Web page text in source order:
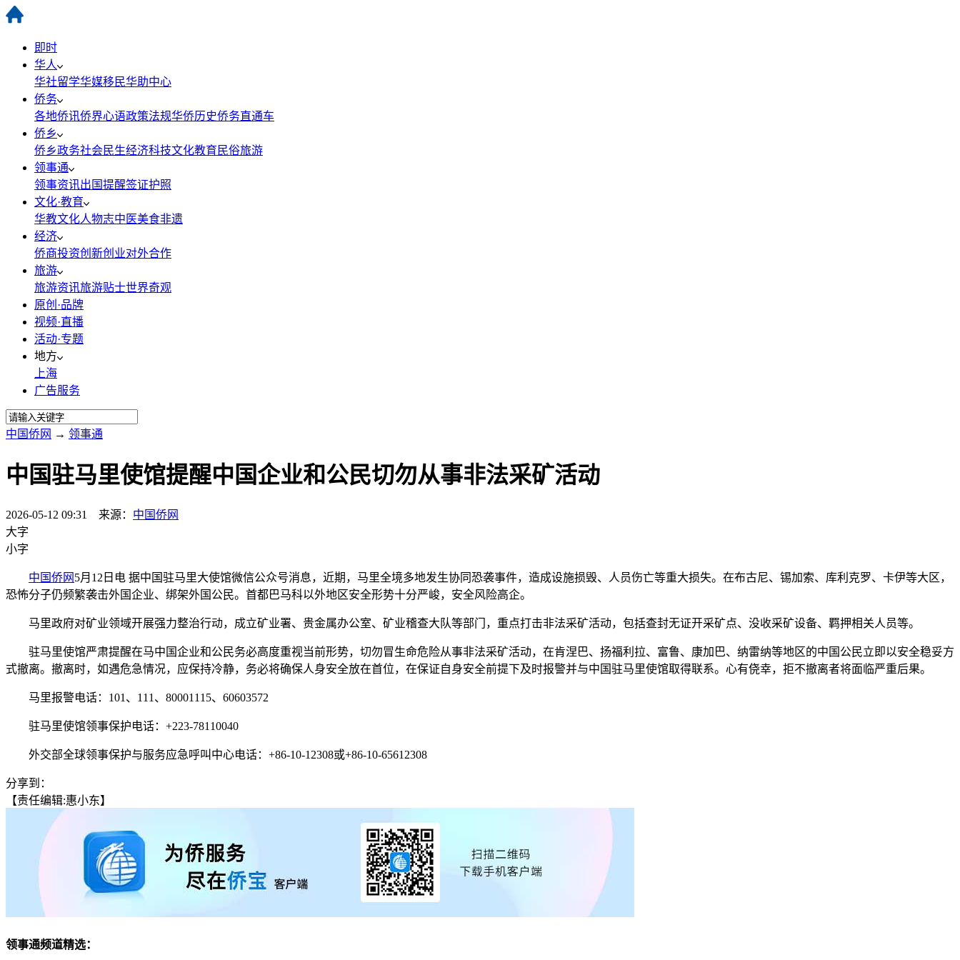
即时
华人
华社留学华媒移民华助中心
侨务
各地侨讯侨界心语政策法规华侨历史侨务直通车
侨乡
侨乡政务社会民生经济科技文化教育 民俗旅游
领事通
领事资讯出国提醒签证护照
文化·教育
华教文化人物志中医美食非遗
经济
侨商投资创新创业对外合作
旅游
旅游资讯旅游贴士世界奇观
原创·品牌
视频·直播
活动·专题
地方
上海
广告服务
中国侨网 → 领事通
中国驻马里使馆提醒中国企业和公民切勿从事非法采矿活动
2026-05-12 09:31 来源： 中国侨网
大字
小字
中国侨网 5月12日电 据中国驻马里大使馆微信公众号消息，近期，马里全境多地发生协同恐袭事件，造成设施损毁、人员伤亡等重大损失。在布古尼、锡加索、库利克罗、卡伊等大区，
恐怖分子仍频繁袭击外国企业、绑架外国公民。首都巴马科以外地区安全形势十分严峻，安全风险高企。
马里政府对矿业领域开展强力整治行动，成立矿业署、贵金属办公室、矿业稽查大队等部门，重点打击非法采矿活动，包括查封无证开采矿点、没收采矿设备、羁押相关人员等。
驻马里使馆严肃提醒在马中国企业和公民务必高度重视当前形势，切勿冒生命危险从事非法采矿活动，在肯涅巴、扬福利拉、富鲁、康加巴、纳雷纳等地区的中国公民立即以安全稳妥方
式撤离。撤离时，如遇危急情况，应保持冷静，务必将确保人身安全放在首位，在保证自身安全前提下及时报警并与中国驻马里使馆取得联系。心有侥幸，拒不撤离者将面临严重后果。
马里报警电话：101、111、80001115、60603572
驻马里使馆领事保护电话：+223-78110040
外交部全球领事保护与服务应急呼叫中心电话：+86-10-12308或+86-10-65612308
分享到：
【责任编辑:惠小东】
领事通频道精选：